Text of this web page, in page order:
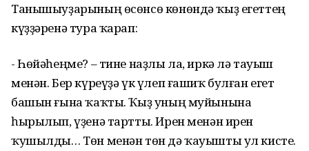
Танышыуҙарының өсөнсө көнөндә ҡыҙ егеттең
күҙҙәренә тура ҡарап:
- Һөйәһеңме? – тине наҙлы ла, иркә лә тауыш
менән. Бер күреүҙә үк үлеп ғашиҡ булған егет
башын ғына ҡаҡты. Ҡыҙ уның муйынына
һырылып, үҙенә тартты. Ирен менән ирен
ҡушылды… Төн менән төн дә ҡауышты ул кисте.